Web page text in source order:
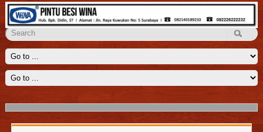
Penyekat Ruangan Wina
Kami menyediakan solusi untuk menyekat ruangan yang luas seperti
ruang keluarga, aula, lobi dengan sebuah penyekat ruangan
More